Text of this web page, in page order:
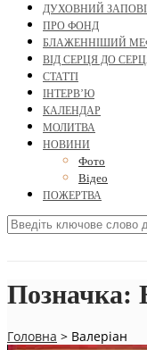
ДУХОВНИЙ
ПРО ФОНД
БЛАЖЕННІШИЙ
ВІД СЕРЦЯ ДО
СТАТТІ
ІНТЕРВ’Ю
КАЛЕНДАР
МОЛИТВА
НОВИНИ
Фото
Відео
ПОЖЕРТВА
Позначка:
Головна > Валеріан